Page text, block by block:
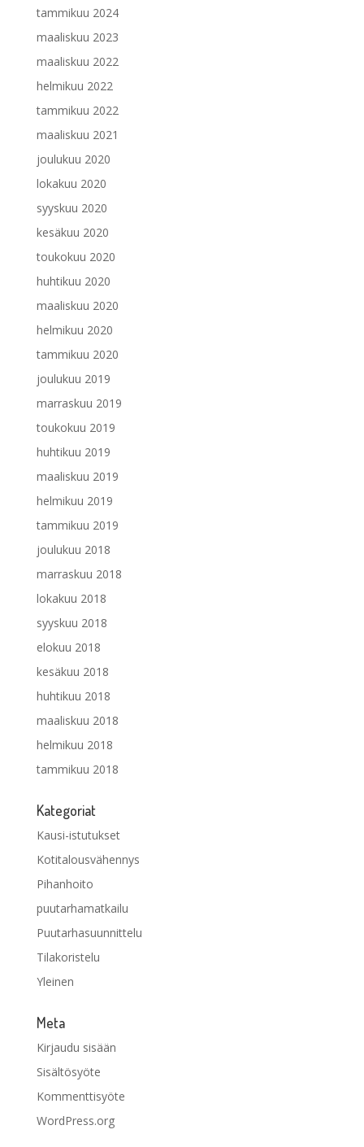
tammikuu 2024
maaliskuu 2023
maaliskuu 2022
helmikuu 2022
tammikuu 2022
maaliskuu 2021
joulukuu 2020
lokakuu 2020
syyskuu 2020
kesäkuu 2020
toukokuu 2020
huhtikuu 2020
maaliskuu 2020
helmikuu 2020
tammikuu 2020
joulukuu 2019
marraskuu 2019
toukokuu 2019
huhtikuu 2019
maaliskuu 2019
helmikuu 2019
tammikuu 2019
joulukuu 2018
marraskuu 2018
lokakuu 2018
syyskuu 2018
elokuu 2018
kesäkuu 2018
huhtikuu 2018
maaliskuu 2018
helmikuu 2018
tammikuu 2018
Kategoriat
Kausi-istutukset
Kotitalousvähennys
Pihanhoito
puutarhamatkailu
Puutarhasuunnittelu
Tilakoristelu
Yleinen
Meta
Kirjaudu sisään
Sisältösyöte
Kommenttisyöte
WordPress.org